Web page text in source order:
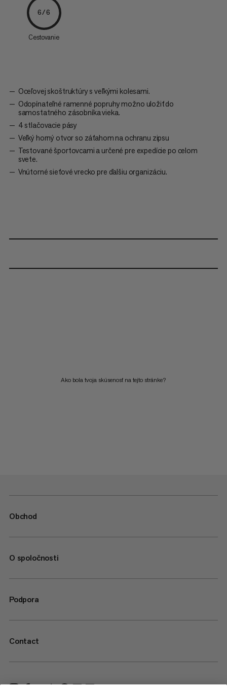
6/6
Cestovanie
Oceľovej skoštruktúry s veľkými kolesami.
Odopínateľné ramenné popruhy možno uložiť do
samostatného zásobníka vieka.
4 stlačovacie pásy
Veľký horný otvor so záťahom na ochranu zipsu
Testované športovcami a určené pre expedície po celom
svete.
Vnútorné sieťové vrecko pre ďalšiu organizáciu.
Ako bola tvoja skúsenosť na tejto stránke?
Obchod
O spoločnosti
Podpora
Contact